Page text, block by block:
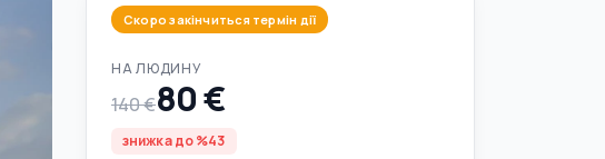
Скоро закінчиться термін дії
НА ЛЮДИНУ
140 €80 €
знижка до %43